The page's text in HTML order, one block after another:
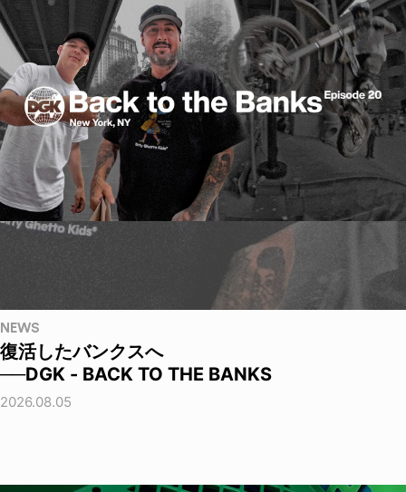
NEWS
復活したバンクスへ
──DGK - BACK TO THE BANKS
2026.08.05